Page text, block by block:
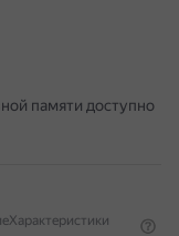
памяти доступно